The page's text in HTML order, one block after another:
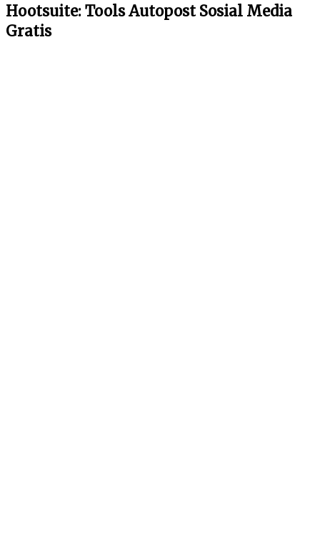
Hootsuite: Tools Autopost Sosial Media
Gratis